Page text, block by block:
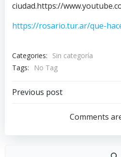
ciudad.https://
https://rosario.tur.ar/que-
Categories:
Sin categoría
Tags:
No Tag
Post
navigation
Previous post
Comments